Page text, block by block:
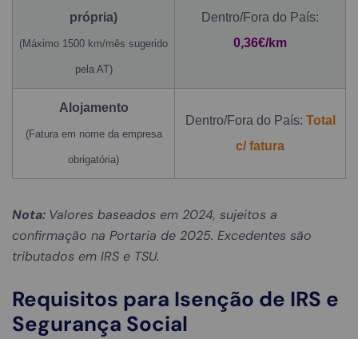
própria)
(Máximo 1500 km/mês sugerido
pela AT)
Dentro/Fora do País:
0,36€/km
Alojamento
(Fatura em nome da empresa
obrigatória)
Dentro/Fora do País: Total
c/ fatura
Nota: Valores baseados em 2024, sujeitos a
confirmação na Portaria de 2025. Excedentes são
tributados em IRS e TSU.
Requisitos para Isenção de IRS e
Segurança Social